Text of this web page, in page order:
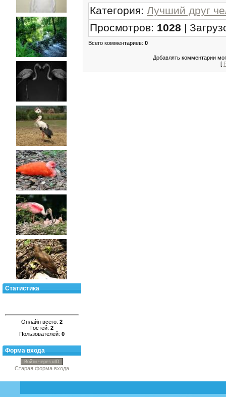
Статистика
Онлайн всего: 2
Гостей: 2
Пользователей: 0
Форма входа
Войти через uID
Старая форма входа
Категория: Лучший друг
Просмотров: 1028 |
Всего комментариев: 0
Добавлять комментарии
[